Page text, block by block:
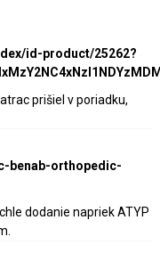
id-product/25262?
prišiel v poriadku,
benab-orthopedic-
dodanie napriek ATYP